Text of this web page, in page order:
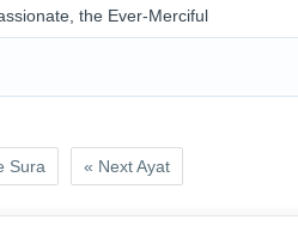
the Ever-Merciful
Sura « Next Ayat